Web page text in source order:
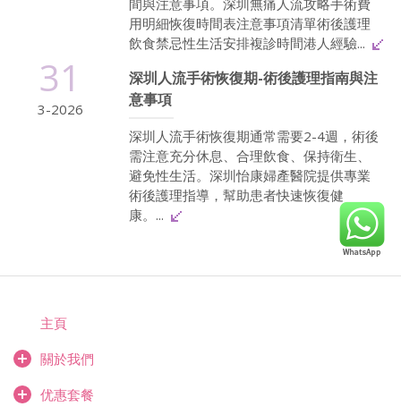
用明細恢復時間表注意事項清單術後護理
飲食禁忌性生活安排複診時間港人經驗...
31
3-2026
深圳人流手術恢復期-術後護理指南與注
意事項
深圳人流手術恢復期通常需要2-4週，術後
需注意充分休息、合理飲食、保持衛生、
避免性生活。深圳怡康婦產醫院提供專業
術後護理指導，幫助患者快速恢復健
康。...
主頁
關於我們
优惠套餐